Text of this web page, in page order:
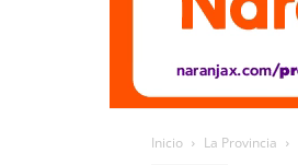
Inicio La Provincia